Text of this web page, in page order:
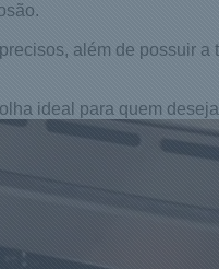
além de possuir
ideal para quem